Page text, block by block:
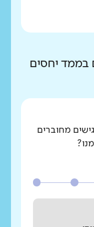
בממד יחסים
מחוברים